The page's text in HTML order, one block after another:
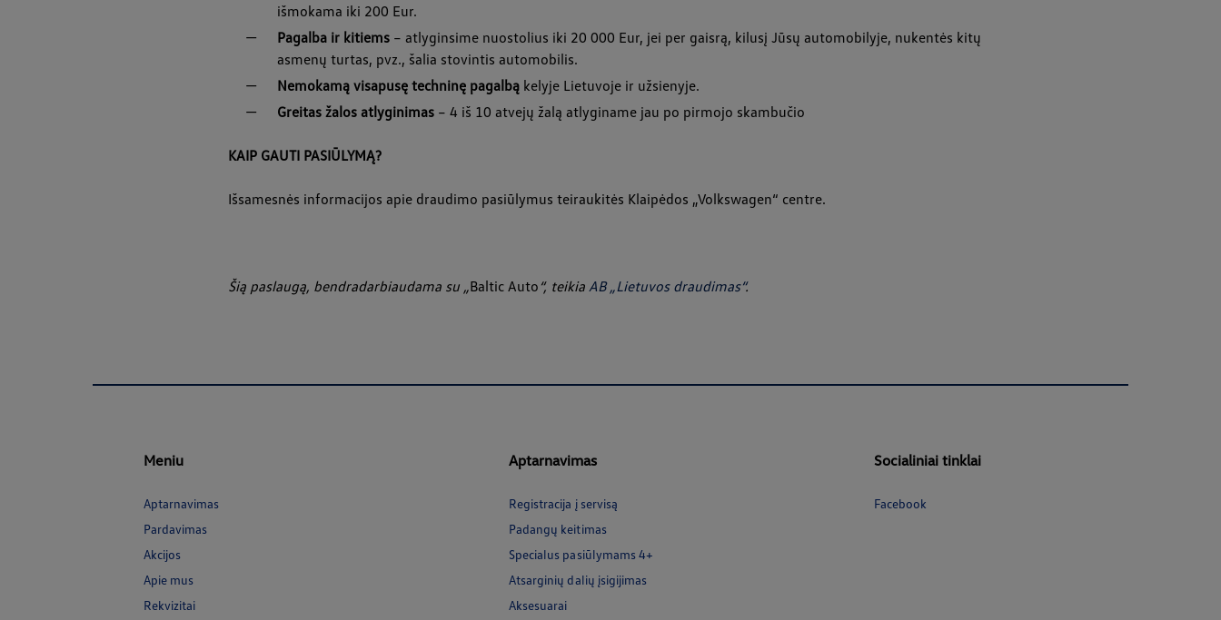
išmokama iki 200 Eur.
Pagalba ir kitiems – atlyginsime nuostolius iki 20 000 Eur, jei per gaisrą, kilusį Jūsų automobilyje, nukentės kitų
asmenų turtas, pvz., šalia stovintis automobilis.
Nemokamą visapusę techninę pagalbą kelyje Lietuvoje ir užsienyje.
Greitas žalos atlyginimas – 4 iš 10 atvejų žalą atlyginame jau po pirmojo skambučio
KAIP GAUTI PASIŪLYMĄ?
Išsamesnės informacijos apie draudimo pasiūlymus teiraukitės Klaipėdos „Volkswagen“ centre.
Šią paslaugą, bendradarbiaudama su „Baltic Auto “, teikia AB „Lietuvos draudimas“.
Meniu
Aptarnavimas
Pardavimas
Akcijos
Apie mus
Rekvizitai
Aptarnavimas
Registracija į servisą
Padangų keitimas
Specialus pasiūlymams 4+
Atsarginių dalių įsigijimas
Aksesuarai
Socialiniai tinklai
Facebook